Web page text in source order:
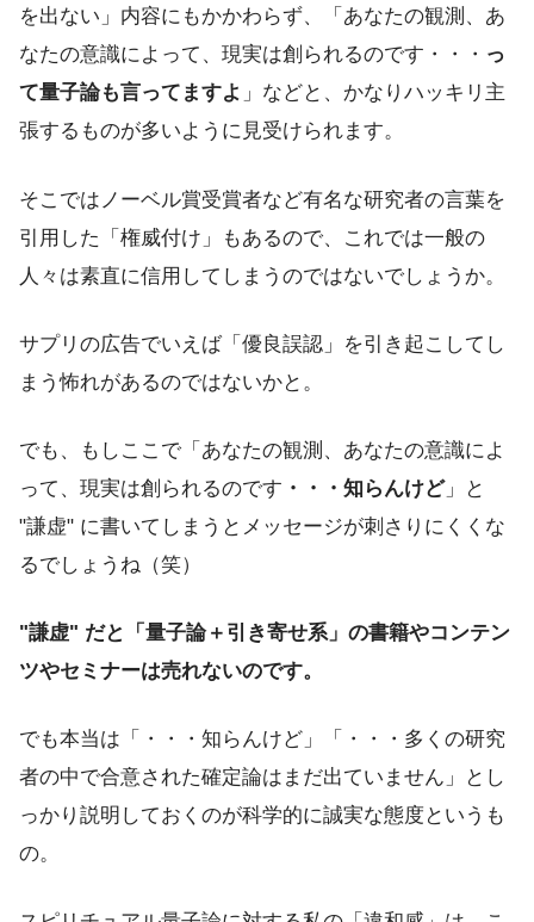
を出ない」内容にもかかわらず、「あなたの観測、あ
なたの意識によって、現実は創られるのです・・・ っ
て量子論も言ってますよ 」などと、かなりハッキリ主
張するものが多いように見受けられます。
そこではノーベル賞受賞者など有名な研究者の言葉を
引用した「権威付け」もあるので、これでは一般の
人々は素直に信用してしまうのではないでしょうか。
サプリの広告でいえば「優良誤認」を引き起こしてし
まう怖れがあるのではないかと。
でも、もしここで「あなたの観測、あなたの意識によ
って、現実は創られるのです ・・・知らんけど」と
"謙虚" に書いてしまうとメッセージが刺さりにくくな
るでしょうね（笑）
"謙虚" だと「量子論＋引き寄せ系」の書籍やコンテン
ツやセミナーは売れないのです。
でも本当は「・・・知らんけど」「・・・多くの研究
者の中で合意された確定論はまだ出ていません」とし
っかり説明しておくのが科学的に誠実な態度というも
の。